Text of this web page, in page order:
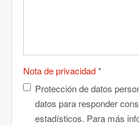
Nota de privacidad*
Protección de datos personales.
datos para responder
estadísticos. Para más